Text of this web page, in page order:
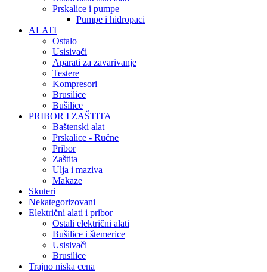
Prskalice i pumpe
Pumpe i hidropaci
ALATI
Ostalo
Usisivači
Aparati za zavarivanje
Testere
Kompresori
Brusilice
Bušilice
PRIBOR I ZAŠTITA
Baštenski alat
Prskalice - Ručne
Pribor
Zaštita
Ulja i maziva
Makaze
Skuteri
Nekategorizovani
Električni alati i pribor
Ostali električni alati
Bušilice i štemerice
Usisivači
Brusilice
Trajno niska cena